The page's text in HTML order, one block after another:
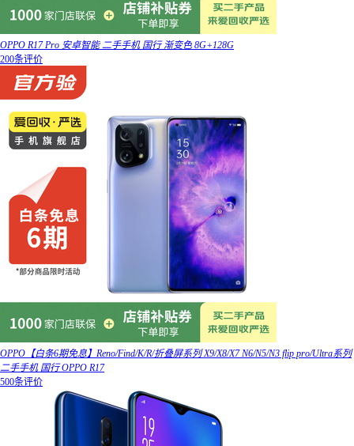
OPPO R17 Pro 安卓智能 二手手机 国行 渐变色 8G+128G
200条评价
OPPO【白条6期免息】Reno/Find/K/R/折叠屏系列 X9/X8/X7 N6/N5/N3 flip pro/Ultra系列
二手手机 国行 OPPO R17
500条评价